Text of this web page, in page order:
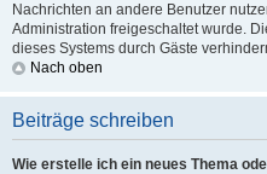
Nachrichten an andere Benutzer
Administration freigeschaltet wurde.
dieses Systems durch Gäste
Nach oben
Beiträge schreiben
Wie erstelle ich ein neues Thema